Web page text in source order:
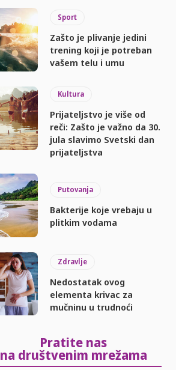
Sport
Zašto je plivanje jedini
trening koji je potreban
vašem telu i umu
Kultura
Prijateljstvo je više od
reči: Zašto je važno da 30.
jula slavimo Svetski dan
prijateljstva
Putovanja
Bakterije koje vrebaju u
plitkim vodama
Zdravlje
Nedostatak ovog
elementa krivac za
mučninu u trudnoći
Pratite nas
na društvenim mrežama